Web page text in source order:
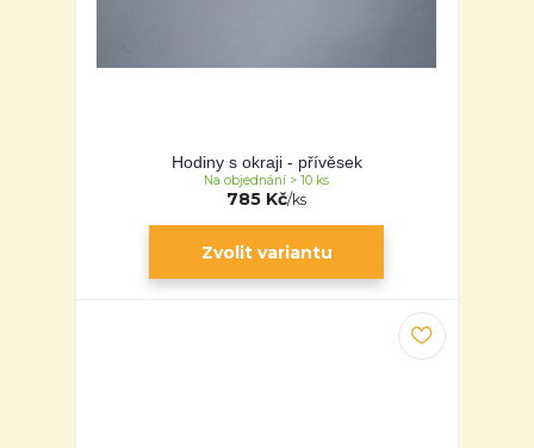
Hodiny s okraji - přívěsek
785 Kč/ks
Na objednání > 10 ks
Zvolit variantu